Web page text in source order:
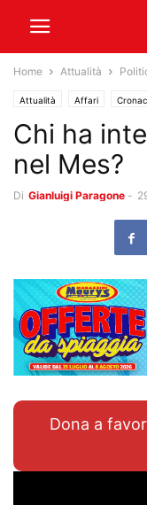
Home Attualità
Attualità Affari
Chi ha
nel Mes?
Di Gianluigi Paragone -
Dona a